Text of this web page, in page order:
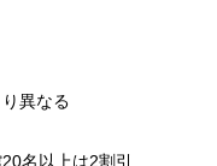
異なる
名以上は2割引